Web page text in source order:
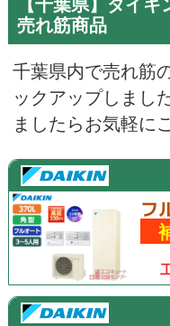
売れ筋商品
千葉県内で売れ筋
ックアップしまし
ましたらお気軽に
フ